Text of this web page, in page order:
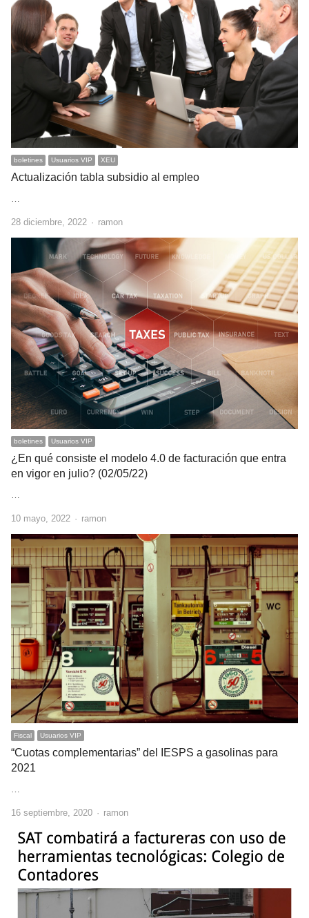
boletines Usuarios VIP XEU
Actualización tabla subsidio al empleo
…
28 diciembre, 2022 Author
ramon
boletines Usuarios VIP
¿En qué consiste el modelo 4.0 de facturación que entra
en vigor en julio? (02/05/22)
10 mayo, 2022 Author
ramon
Fiscal Usuarios VIP
“Cuotas complementarias” del IESPS a gasolinas para
2021
…
16 septiembre, 2020 Author
ramon